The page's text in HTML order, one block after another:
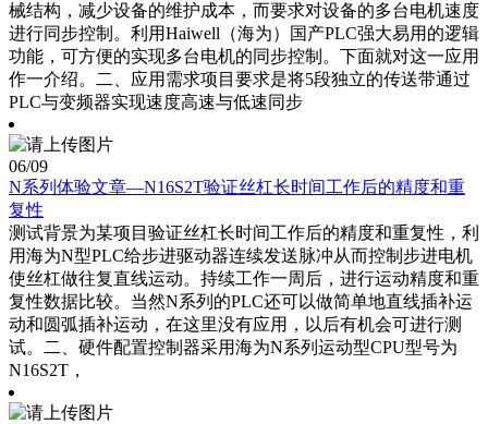
械结构，减少设备的维护成本，而要求对设备的多台电机速度
进行同步控制。利用Haiwell（海为）国产PLC强大易用的逻辑
功能，可方便的实现多台电机的同步控制。下面就对这一应用
作一介绍。二、应用需求项目要求是将5段独立的传送带通过
PLC与变频器实现速度高速与低速同步
06/09
N系列体验文章—N16S2T验证丝杠长时间工作后的精度和重
复性
测试背景为某项目验证丝杠长时间工作后的精度和重复性，利
用海为N型PLC给步进驱动器连续发送脉冲从而控制步进电机
使丝杠做往复直线运动。持续工作一周后，进行运动精度和重
复性数据比较。当然N系列的PLC还可以做简单地直线插补运
动和圆弧插补运动，在这里没有应用，以后有机会可进行测
试。二、硬件配置控制器采用海为N系列运动型CPU型号为
N16S2T，